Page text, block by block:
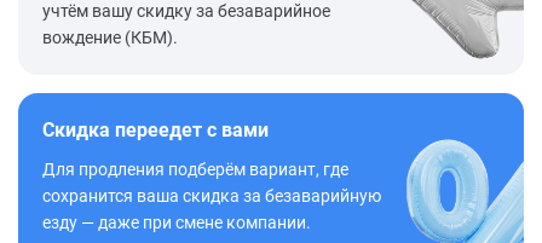
учтём вашу скидку за безаварийное
вождение (КБМ).
Скидка переедет с вами
Для продления подберём вариант, где
сохранится ваша скидка за безаварийную
езду — даже при смене компании.